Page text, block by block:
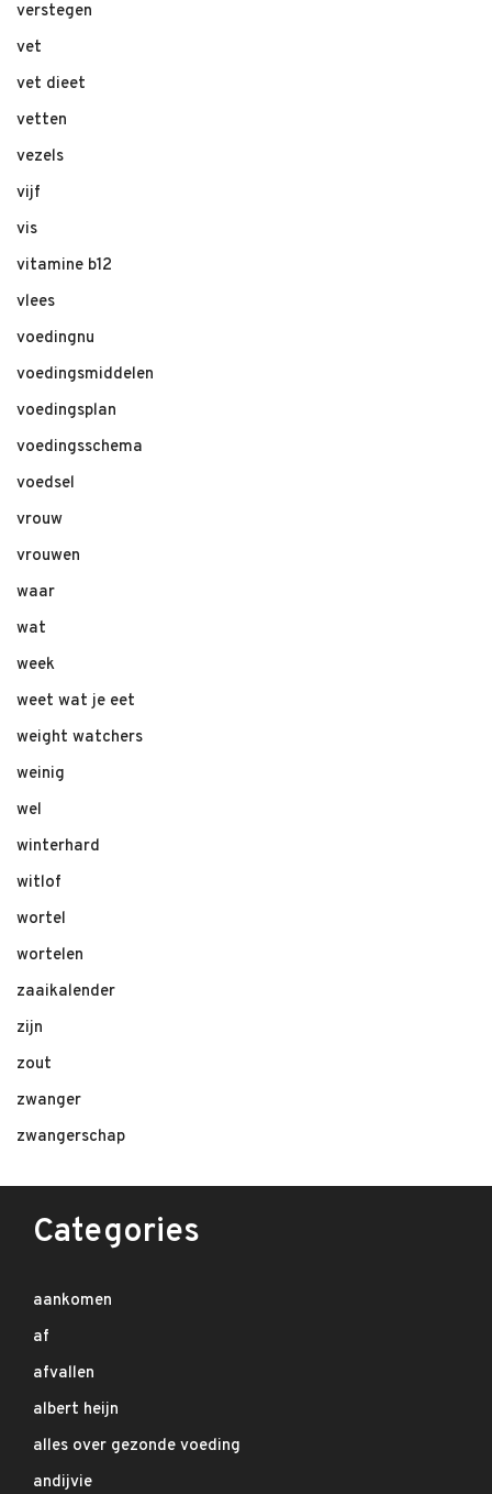
verstegen
vet
vet dieet
vetten
vezels
vijf
vis
vitamine b12
vlees
voedingnu
voedingsmiddelen
voedingsplan
voedingsschema
voedsel
vrouw
vrouwen
waar
wat
week
weet wat je eet
weight watchers
weinig
wel
winterhard
witlof
wortel
wortelen
zaaikalender
zijn
zout
zwanger
zwangerschap
Categories
aankomen
af
afvallen
albert heijn
alles over gezonde voeding
andijvie